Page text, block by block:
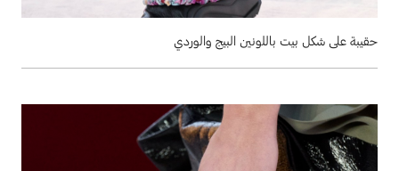
حقيبة على شكل بيت باللونين البيج والوردي